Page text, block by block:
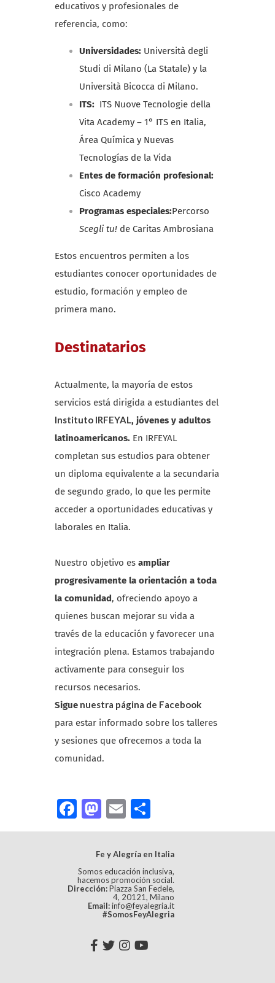
educativos y profesionales de
referencia, como:
Universidades: Università degli
Studi di Milano (La Statale) y la
Università Bicocca di Milano.
ITS: ITS Nuove Tecnologie della
Vita Academy – 1° ITS en Italia,
Área Química y Nuevas
Tecnologías de la Vida
Entes de formación profesional:
Cisco Academy
Programas especiales:Percorso
Scegli tu! de Caritas Ambrosiana
Estos encuentros permiten a los
estudiantes conocer oportunidades de
estudio, formación y empleo de
primera mano.
Destinatarios
Actualmente, la mayoría de estos
servicios está dirigida a estudiantes del
Instituto IRFEYAL, jóvenes y adultos
latinoamericanos. En IRFEYAL
completan sus estudios para obtener
un diploma equivalente a la secundaria
de segundo grado, lo que les permite
acceder a oportunidades educativas y
laborales en Italia.
Nuestro objetivo es ampliar
progresivamente la orientación a toda
la comunidad, ofreciendo apoyo a
quienes buscan mejorar su vida a
través de la educación y favorecer una
integración plena. Estamos trabajando
activamente para conseguir los
recursos necesarios.
Sigue nuestra página de Facebook
para estar informado sobre los talleres
y sesiones que ofrecemos a toda la
comunidad.
FacebookMastodon
Email
Fe y Alegría en Italia
Somos educación inclusiva,
hacemos promoción social.
Dirección:Piazza San Fedele,
4, 20121, Milano
Email:info@feyalegria.it
#SomosFeyAlegria